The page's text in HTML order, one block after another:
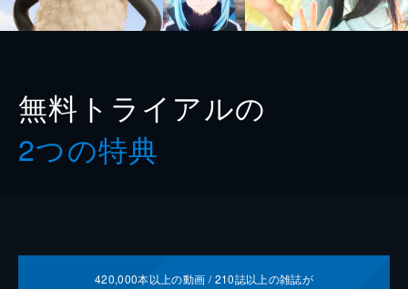
無料トライアルの
2つの特典
420,000本以上の動画 /210誌以上の雑誌が